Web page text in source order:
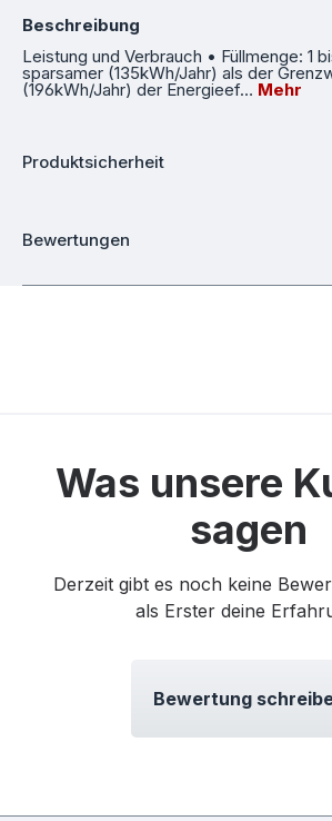
Beschreibung
Leistung und Verbrauch • Füllmenge: 1
sparsamer (135kWh/Jahr) als der
(196kWh/Jahr) der Energieef… Mehr
Produktsicherheit
Bewertungen
Was unsere
sagen
Derzeit gibt es noch keine
als Erster deine
Bewertung